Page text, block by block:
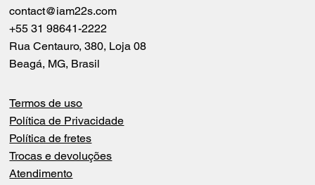
contact@iam22s.com
+55 31 98641-2222
Rua Centauro, 380, Loja 08
Beagá, MG, Brasil
Termos de uso
Política de Privacidade
Política de fretes
Trocas e devoluções
Atendimento